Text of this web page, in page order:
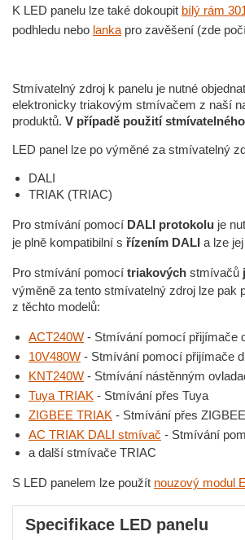
K LED panelu lze také dokoupit bílý rám
podhledu nebo lanka pro zavěšení (zde
Stmívatelný zdroj k panelu je nutné
elektronicky triakovým stmívačem z naší
produktů. V případě použití
LED panel lze po výměné za stmívatelný
DALI
TRIAK (TRIAC)
Pro stmívání pomocí DALI protokolu je
je plně kompatibilní s řízením DALI a lze
Pro stmívání pomocí triakových stmívačů j
výměně za tento stmívatelný zdroj lze
z těchto modelů:
ACT240W - Stmívání pomocí přijímače
10V480W - Stmívání pomocí přijímače
KNT240W - Stmívání nástěnným
Tuya TRIAK - Stmívání přes Tuya
ZIGBEE TRIAK - Stmívání přes ZIGBEE
AC TRIAK DALI stmívač - Stmívání
a další stmívače TRIAC
S LED panelem lze použít nouzový modul
Specifikace LED panelu